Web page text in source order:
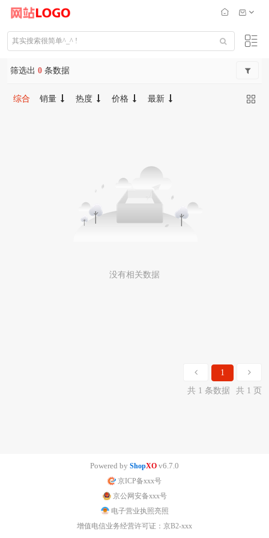
筛选出 0 条数据
综合 销量 热度 价格 最新
没有相关数据
1
共 1 条数据
共 1 页
Powered by ShopXO v6.7.0
京ICP备xxx号
京公网安备xxx号
电子营业执照亮照
增值电信业务经营许可证：京B2-xxx